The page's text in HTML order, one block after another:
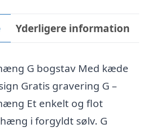
Yderligere information
G bogstav Med kæde
Gratis gravering G –
Et enkelt og flot
i forgyldt sølv. G